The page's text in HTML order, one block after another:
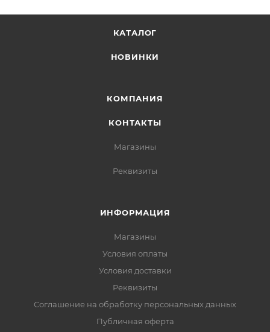
КАТАЛОГ
НОВИНКИ
КОМПАНИЯ
КОНТАКТЫ
Магазины
Реквизиты
ИНФОРМАЦИЯ
Магазины
Условия оплаты
Условия доставки
Реквизиты
Соглашение на обработку персональных данных
Публичная оферта